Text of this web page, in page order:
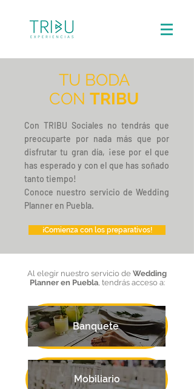
TU BODA
CON TRIBU
Con TRIBU Sociales no tendrás que
preocuparte por nada más que por
disfrutar tu gran día, ¡ese por el que
has esperado y con el que has soñado
tanto tiempo!
Conoce nuestro servicio de Wedding
Planner en Puebla.
¡Comienza con los preparativos!
Al elegir nuestro servicio de Wedding
Planner en Puebla, tendrás acceso a:
Banquete
Mobiliario